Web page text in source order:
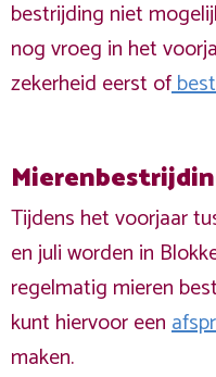
bestrijding niet
nog vroeg in het
zekerheid eerst of
Tijdens het voorjaar
en juli worden in
regelmatig mieren
kunt hiervoor een
maken.